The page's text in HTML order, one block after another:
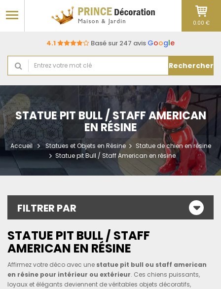
4.1 Basé sur 247 avis Google
Rechercher
0.00 €
STATUE PIT BULL / STAFF AMERICAN
EN RÉSINE
Accueil Statues et Objets en Résine
Statue de chien en résine
Statue pit Bull / Staff American en résine
FILTRER PAR
STATUE PIT BULL / STAFF
AMERICAN EN RÉSINE
Affirmez votre déco avec une statue pit bull ou staff american
en résine pour intérieur ou extérieur. Ces chiens puissants,
loyaux et élégants deviennent de véritables objets décoratifs,